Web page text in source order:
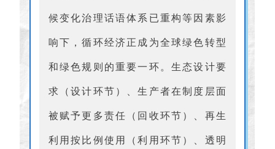
候变化治理话语体系已重构等因素影
响下，循环经济正成为全球绿色转型
和绿色规则的重要一环。生态设计要
求（设计环节）、生产者在制度层面
被赋予更多责任（回收环节）、再生
利用按比例使用（利用环节）、透明